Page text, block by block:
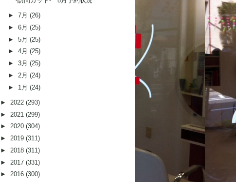
► 7月 (26)
► 6月 (25)
► 5月 (25)
► 4月 (25)
► 3月 (25)
► 2月 (24)
► 1月 (24)
► 2022 (293)
► 2021 (299)
► 2020 (304)
► 2019 (311)
► 2018 (311)
► 2017 (331)
► 2016 (300)